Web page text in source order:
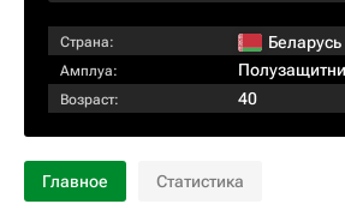
Страна: Беларусь
Амплуа:
Возраст: 40
Главное Статистика